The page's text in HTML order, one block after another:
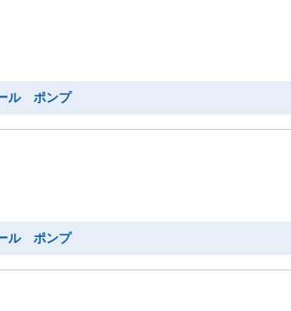
ル ポンプ
ル ポンプ